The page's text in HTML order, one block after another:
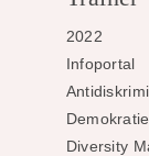
2022
Infoportal
Demokratie,
Diversity